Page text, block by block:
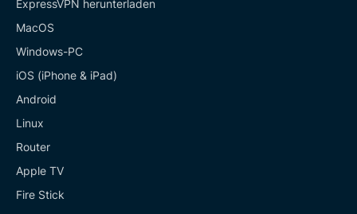
ExpressVPN herunterladen
MacOS
Windows-PC
iOS (iPhone & iPad)
Android
Linux
Router
Apple TV
Fire Stick